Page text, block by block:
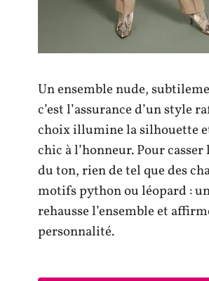
Un ensemble nude,
c’est l’assurance d’un style
choix illumine la silhouette
chic à l’honneur. Pour
du ton, rien de tel que des
motifs python ou léopard :
rehausse l’ensemble et
personnalité.